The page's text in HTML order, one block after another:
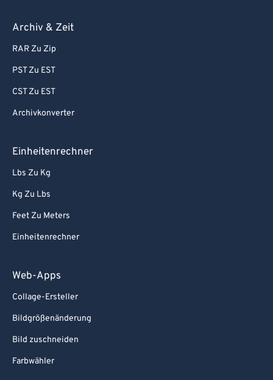
Archiv & Zeit
RAR Zu Zip
PST Zu EST
CST Zu EST
Archivkonverter
Einheitenrechner
Lbs Zu Kg
Kg Zu Lbs
Feet Zu Meters
Einheitenrechner
Web-Apps
Collage-Ersteller
Bildgrößenänderung
Bild zuschneiden
Farbwähler